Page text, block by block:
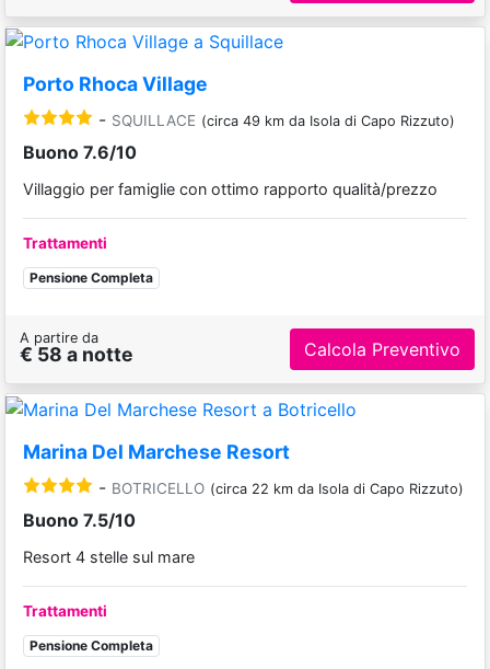
Porto Rhoca Village
- SQUILLACE (circa 49 km da Isola di Capo Rizzuto)
Buono 7.6/10
Villaggio per famiglie con ottimo rapporto qualità/prezzo
Trattamenti
Pensione Completa
A partire da
€ 58 a notte Calcola Preventivo
Marina Del Marchese Resort
- BOTRICELLO (circa 22 km da Isola di Capo Rizzuto)
Buono 7.5/10
Resort 4 stelle sul mare
Trattamenti
Pensione Completa